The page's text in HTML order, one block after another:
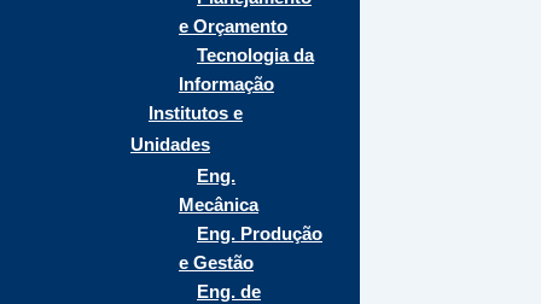
e Orçamento
Tecnologia da
Informação
Institutos e
Unidades
Eng.
Mecânica
Eng. Produção
e Gestão
Eng. de